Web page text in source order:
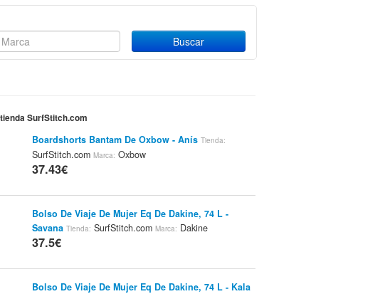
SurfStitch.com
Boardshorts Bantam De Oxbow - Anís Tienda:
SurfStitch.com Marca: Oxbow
37.43€
Bolso De Viaje De Mujer Eq De Dakine, 74 L -
Savana Tienda: SurfStitch.com Marca: Dakine
37.5€
Bolso De Viaje De Mujer Eq De Dakine, 74 L - Kala